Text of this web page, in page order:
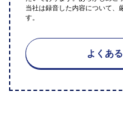
当社は録音した内容について、
す。
よくあ